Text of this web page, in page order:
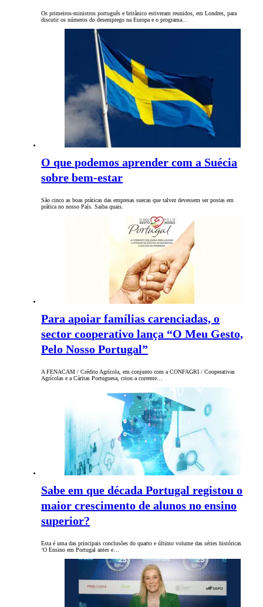
Os primeiros-ministros português e britânico estiveram reunidos, em Londres, para
discutir os números do desemprego na Europa e o programa…
O que podemos aprender com a Suécia
sobre bem-estar
São cinco as boas práticas das empresas suecas que talvez devessem ser postas em
prática no nosso País. Saiba quais.
Para apoiar famílias carenciadas, o
sector cooperativo lança “O Meu Gesto,
Pelo Nosso Portugal”
A FENACAM / Crédito Agrícola, em conjunto com a CONFAGRI / Cooperativas
Agrícolas e a Cáritas Portuguesa, criou a corrente…
Sabe em que década Portugal registou o
maior crescimento de alunos no ensino
superior?
Esta é uma das principais conclusões do quarto e último volume das séries históricas
‘O Ensino em Portugal antes e…